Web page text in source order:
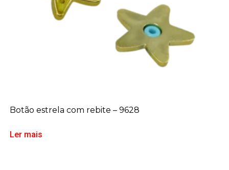
Botão estrela com rebite – 9628
Ler mais